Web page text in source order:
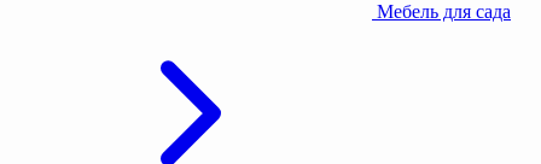
Мебель для сада